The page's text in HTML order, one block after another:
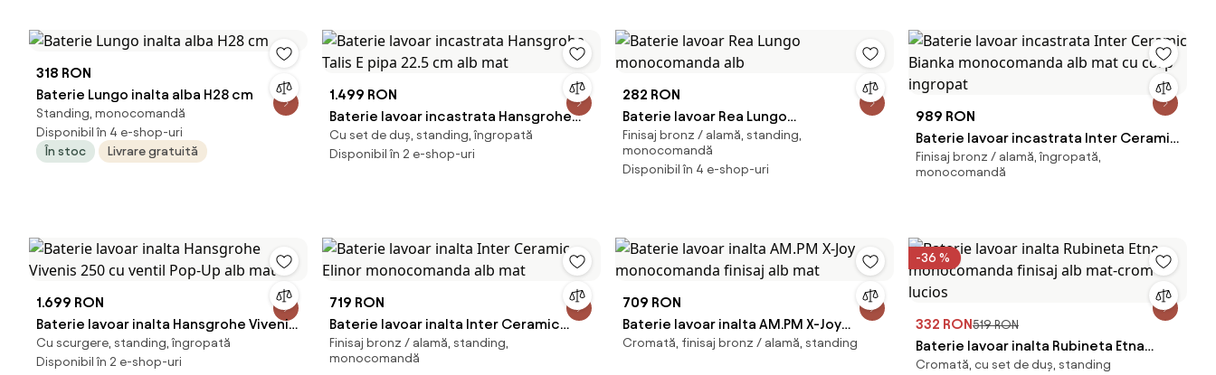
318 RON
Baterie Lungo inalta alba H28 cm
Standing, monocomandă
Disponibil în 4 e-shop-uri
În stoc
Livrare gratuită
1.499 RON
Baterie lavoar incastrata Hansgrohe
Talis E pipa 22.5 cm alb mat
Cu set de duș, standing, îngropată
Disponibil în 2 e-shop-uri
282 RON
Baterie lavoar Rea Lungo
monocomanda alb
Finisaj bronz / alamă, standing,
monocomandă
Disponibil în 4 e-shop-uri
989 RON
Baterie lavoar incastrata Inter Ceramic
Bianka monocomanda alb mat cu corp
ingropat
Finisaj bronz / alamă, îngropată,
monocomandă
1.699 RON
Baterie lavoar inalta Hansgrohe Vivenis
250 cu ventil Pop-Up alb mat
Cu scurgere, standing, îngropată
Disponibil în 2 e-shop-uri
719 RON
Baterie lavoar inalta Inter Ceramic
Elinor monocomanda alb mat
Finisaj bronz / alamă, standing,
monocomandă
709 RON
Baterie lavoar inalta AM.PM X-Joy
monocomanda finisaj alb mat
Cromată, finisaj bronz / alamă, standing
-36 %
332 RON519 RON
Baterie lavoar inalta Rubineta Etna
monocomanda finisaj alb mat-crom
Cromată, cu set de duș, standing